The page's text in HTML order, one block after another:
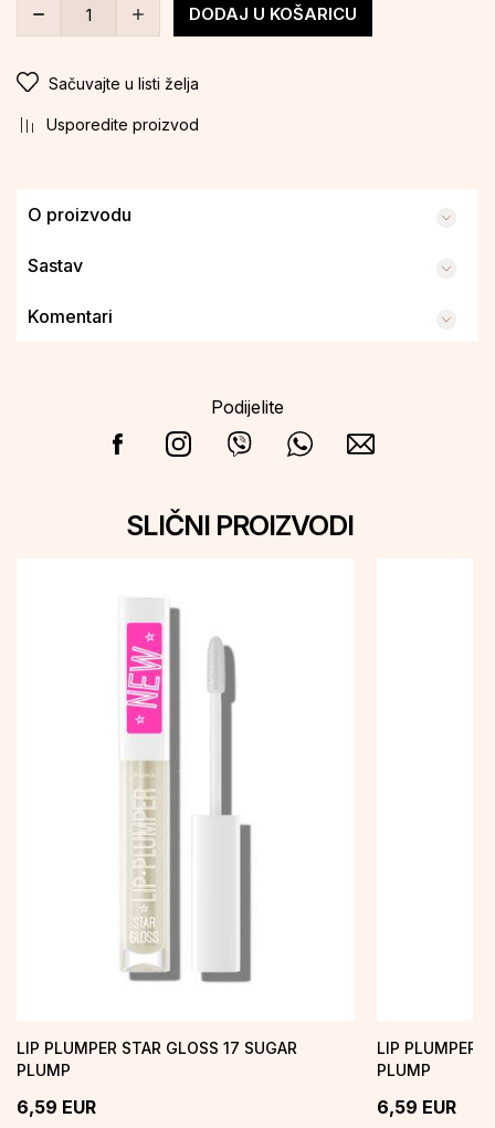
DODAJ U KOŠARICU
Sačuvajte u listi želja
Usporedite proizvod
O proizvodu
Sastav
Komentari
Podijelite
SLIČNI PROIZVODI
LIP PLUMPER STAR GLOSS 17 SUGAR
PLUMP
6,59 EUR
LIP PLUMPER STAR
PLUMP
6,59 EUR